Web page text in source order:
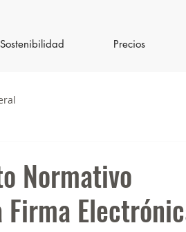
Sostenibilidad Precios
Normativo